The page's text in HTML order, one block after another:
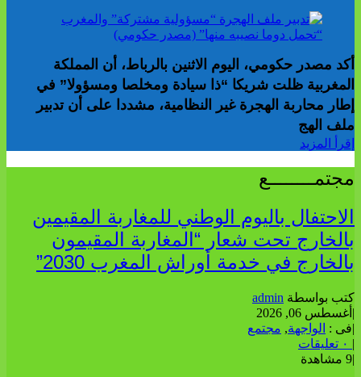
أكد مصدر حكومي، اليوم الاثنين بالرباط، أن المملكة
المغربية ظلت شريكا “ذا سيادة ومخلصا ومسؤولا” في
إطار محاربة الهجرة غير النظامية، مشددا على أن تدبير
ملف الهج
إقرأ المزيد
مجتمــــــــع
الاحتفال باليوم الوطني للمغاربة المقيمين
بالخارج تحت شعار “المغاربة المقيمون
بالخارج في خدمة أوراش المغرب 2030”
كتب بواسطة admin
| أغسطس 06, 2026
|فى : الواجهة, مجتمع
|
|9 مشاهدة